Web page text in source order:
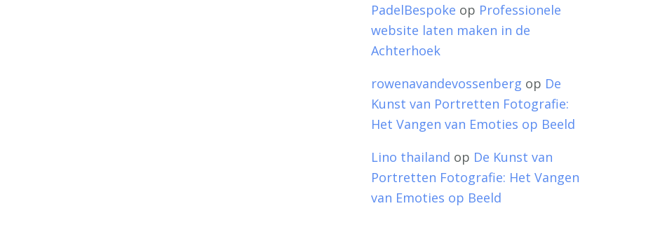
PadelBespoke op Professionele
website laten maken in de
Achterhoek
rowenavandevossenberg op De
Kunst van Portretten Fotografie:
Het Vangen van Emoties op Beeld
Lino thailand op De Kunst van
Portretten Fotografie: Het Vangen
van Emoties op Beeld